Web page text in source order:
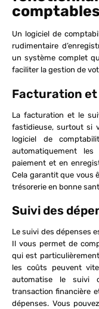
Un logiciel de
rudimentaire
un système complet
faciliter la gestion de
Facturation
La facturation et le
fastidieuse, surtout si
logiciel de
automatiquement
paiement et en
Cela garantit que vous
trésorerie en bonne
Suivi des
Le suivi des dépenses
Il vous permet de
qui est
les coûts peuvent
automatise le suivi
transaction financière
dépenses. Vous